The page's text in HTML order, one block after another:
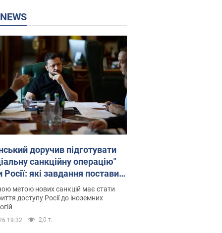
NEWS
доручив підготувати
санкційну операцію"
Росії: які завдання поставив
Фото
метою нових санкцій має стати
доступу Росії до іноземних
19:32 2,0 т.